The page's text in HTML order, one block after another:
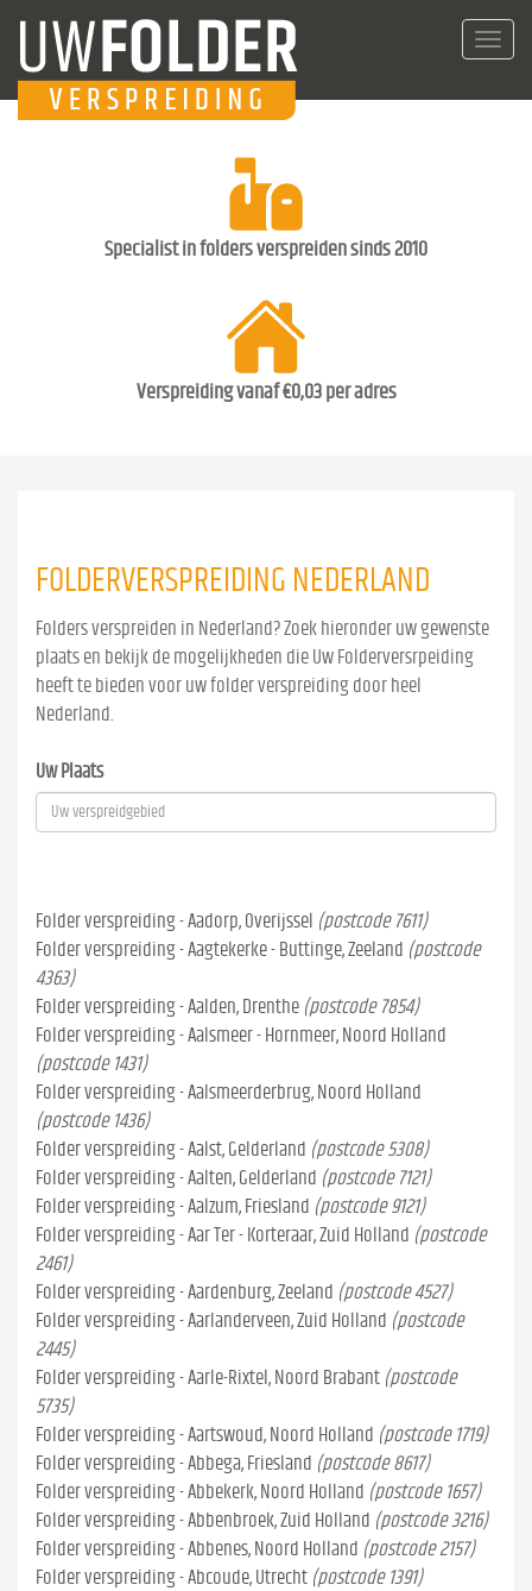
Specialist in folders verspreiden sinds 2010
Verspreiding vanaf €0,03 per adres
FOLDERVERSPREIDING NEDERLAND
Folders verspreiden in Nederland? Zoek hieronder uw gewenste
plaats en bekijk de mogelijkheden die Uw Folderversrpeiding
heeft te bieden voor uw folder verspreiding door heel
Nederland.
Uw Plaats
Folder verspreiding - Aadorp, Overijssel (postcode 7611)
Folder verspreiding - Aagtekerke - Buttinge, Zeeland (postcode
4363)
Folder verspreiding - Aalden, Drenthe (postcode 7854)
Folder verspreiding - Aalsmeer - Hornmeer, Noord Holland
(postcode 1431)
Folder verspreiding - Aalsmeerderbrug, Noord Holland
(postcode 1436)
Folder verspreiding - Aalst, Gelderland (postcode 5308)
Folder verspreiding - Aalten, Gelderland (postcode 7121)
Folder verspreiding - Aalzum, Friesland (postcode 9121)
Folder verspreiding - Aar Ter - Korteraar, Zuid Holland (postcode
2461)
Folder verspreiding - Aardenburg, Zeeland (postcode 4527)
Folder verspreiding - Aarlanderveen, Zuid Holland (postcode
2445)
Folder verspreiding - Aarle-Rixtel, Noord Brabant (postcode
5735)
Folder verspreiding - Aartswoud, Noord Holland (postcode 1719)
Folder verspreiding - Abbega, Friesland (postcode 8617)
Folder verspreiding - Abbekerk, Noord Holland (postcode 1657)
Folder verspreiding - Abbenbroek, Zuid Holland (postcode 3216)
Folder verspreiding - Abbenes, Noord Holland (postcode 2157)
Folder verspreiding - Abcoude, Utrecht (postcode 1391)